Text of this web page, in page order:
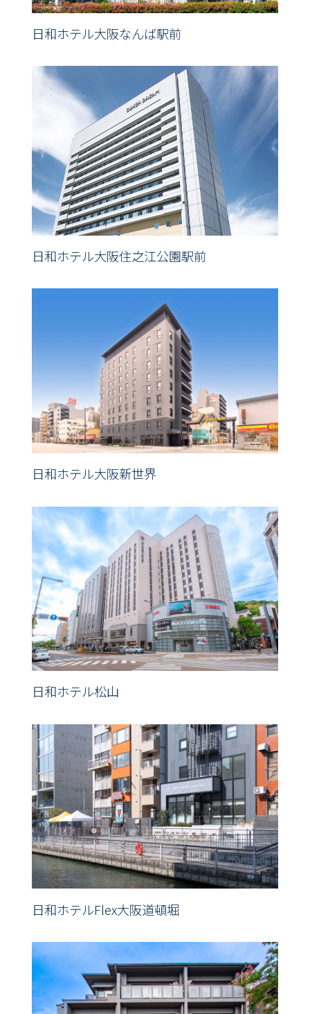
日和ホテル大阪なんば駅前
日和ホテル大阪住之江公園駅前
日和ホテル大阪新世界
日和ホテル松山
日和ホテルFlex大阪道頓堀